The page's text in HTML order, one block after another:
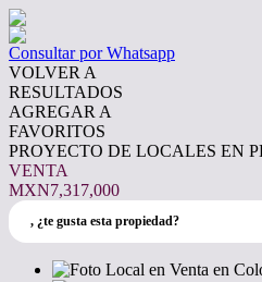
Consultar por Whatsapp
VOLVER A
RESULTADOS
AGREGAR A
FAVORITOS
PROYECTO DE LOCALES EN
VENTA
MXN7,317,000
, ¿te gusta esta propiedad?